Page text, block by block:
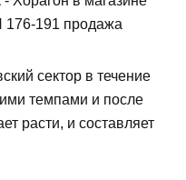
176-191 продажа
сектор в течение
темпами и после
расти, и составляет